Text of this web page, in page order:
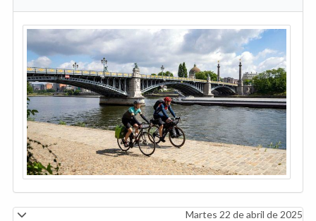
Martes 22 de abril de 2025